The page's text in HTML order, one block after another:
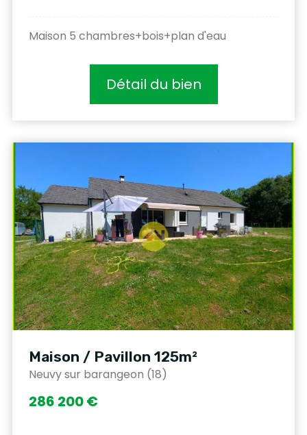
Maison 5 chambres+bois+plan d'eau
Détail du bien
Maison / Pavillon 125m²
Neuvy sur barangeon (18)
286 200 €